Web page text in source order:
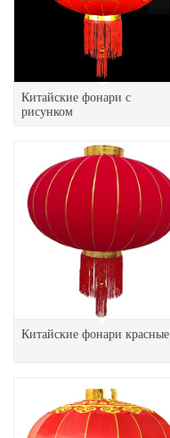
Китайские фонари с
рисунком
Китайские фонари красные